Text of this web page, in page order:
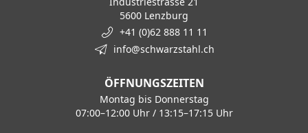
5600 Lenzburg
+41 (0)62 888 11 11
info@schwarzstahl.ch
ÖFFNUNGSZEITEN
Montag bis Donnerstag
07:00–12:00 Uhr / 13:15–17:15 Uhr